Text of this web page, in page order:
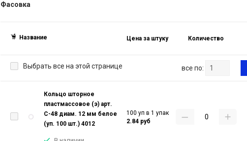
Фасовка
Название Цена за штуку Количество
Выбрать все на этой странице все по:
Кольцо шторное
пластмассовое (э) арт.
С-48 диам. 12 мм белое
(уп. 100 шт.) 4012
100 уп в 1 упак
2.84 руб